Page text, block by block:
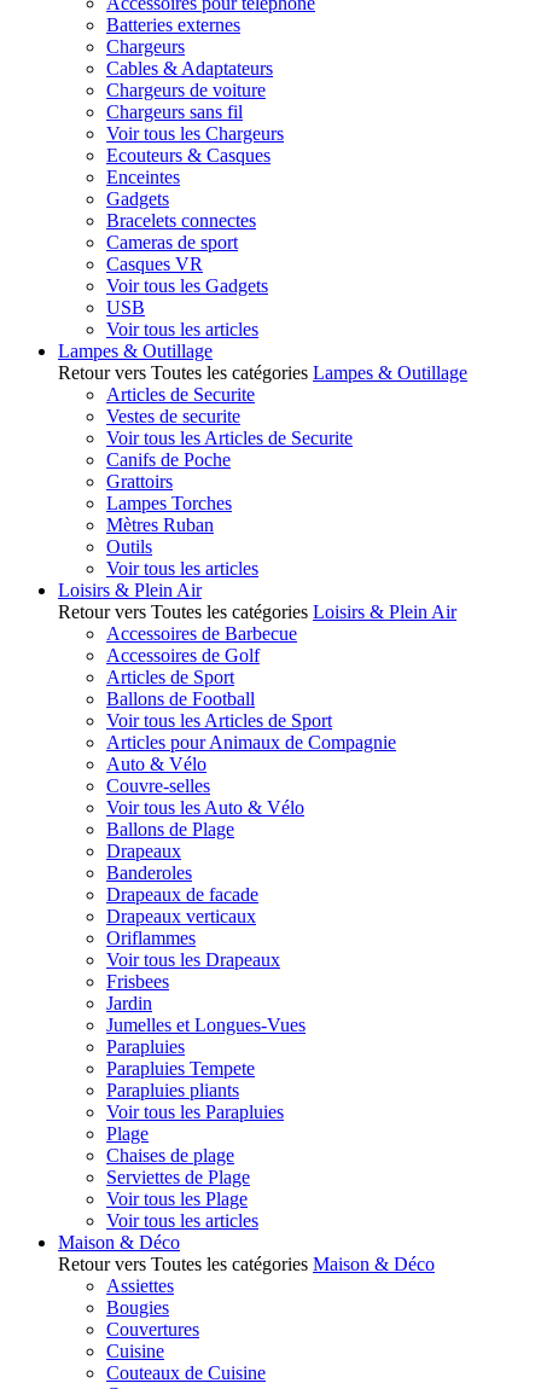
Batteries externes
Chargeurs
Cables & Adaptateurs
Chargeurs de voiture
Chargeurs sans fil
Voir tous les Chargeurs
Ecouteurs & Casques
Enceintes
Gadgets
Bracelets connectes
Cameras de sport
Casques VR
Voir tous les Gadgets
USB
Voir tous les articles
Lampes & Outillage
Retour vers Toutes les catégories Lampes & Outillage
Articles de Securite
Vestes de securite
Voir tous les Articles de Securite
Canifs de Poche
Grattoirs
Lampes Torches
Mètres Ruban
Outils
Voir tous les articles
Loisirs & Plein Air
Retour vers Toutes les catégories Loisirs & Plein Air
Accessoires de Barbecue
Accessoires de Golf
Articles de Sport
Ballons de Football
Voir tous les Articles de Sport
Articles pour Animaux de Compagnie
Auto & Vélo
Couvre-selles
Voir tous les Auto & Vélo
Ballons de Plage
Drapeaux
Banderoles
Drapeaux de facade
Drapeaux verticaux
Oriflammes
Voir tous les Drapeaux
Frisbees
Jardin
Jumelles et Longues-Vues
Parapluies
Parapluies Tempete
Parapluies pliants
Voir tous les Parapluies
Plage
Chaises de plage
Serviettes de Plage
Voir tous les Plage
Voir tous les articles
Maison & Déco
Retour vers Toutes les catégories Maison & Déco
Assiettes
Bougies
Couvertures
Cuisine
Couteaux de Cuisine